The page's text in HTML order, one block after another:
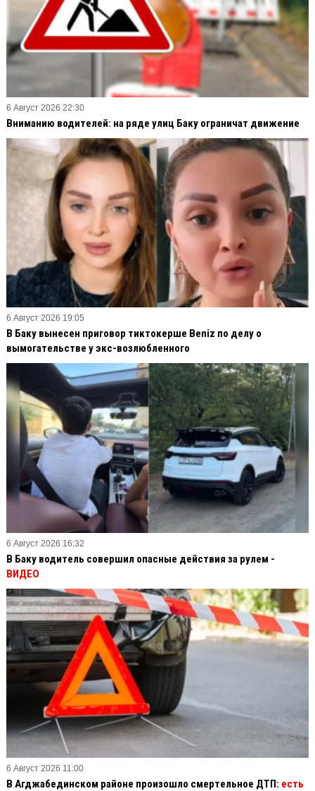
6 Август 2026 22:30
Вниманию водителей: на ряде улиц Баку ограничат движение
6 Август 2026 19:05
В Баку вынесен приговор тиктокерше Beniz по делу о
вымогательстве у экс-возлюбленного
6 Август 2026 16:32
В Баку водитель совершил опасные действия за рулем -
ВИДЕО
6 Август 2026 11:00
В Агджабединском районе произошло смертельное ДТП: есть